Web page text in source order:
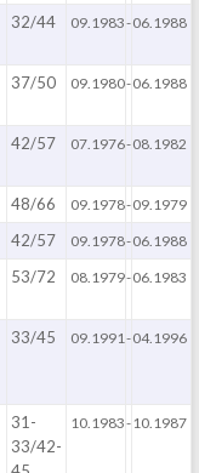
32/44 09.1983-06.1988
37/50 09.1980-06.1988
42/57 07.1976-08.1982
48/66 09.1978-09.1979
42/57 09.1978-06.1988
53/72 08.1979-06.1983
33/45 09.1991-04.1996
31-
33/42-
10.1983-10.1987